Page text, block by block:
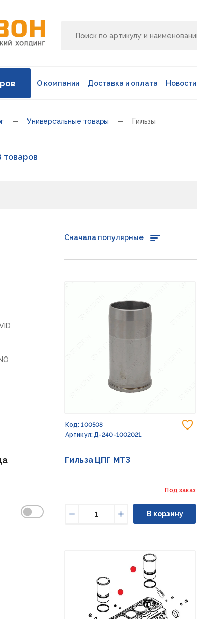
О компании Доставка и оплата Новости
Универсальные товары Гильзы
товаров
Сначала популярные
Код: 100508
Артикул: Д-240-1002021
Гильза ЦПГ МТЗ
Под заказ
Увеличить
В корзину